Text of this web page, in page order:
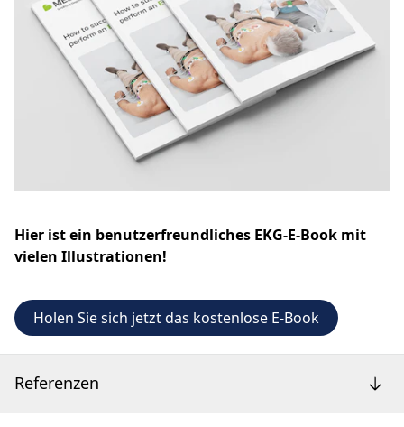
Hier ist ein benutzerfreundliches EKG-E-Book mit
vielen Illustrationen!
Holen Sie sich jetzt das kostenlose E-Book
Referenzen